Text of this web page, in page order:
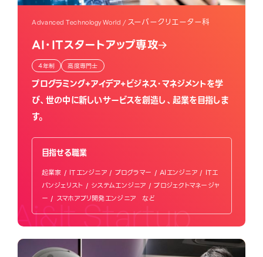
Advanced Technology World / スーパークリエーター科
AI・ITスタートアップ専攻
4年制 高度専門士
プログラミング+アイデア+ビジネス・マネジメントを学
び、世の中に新しいサービスを創造し、起業を目指しま
す。
目指せる職業
起業家 / ITエンジニア / プログラマー / AIエンジニア / ITエ
バンジェリスト / システムエンジニア / プロジェクトマネージャ
ー / スマホアプリ開発エンジニア など
Ai&It Startup